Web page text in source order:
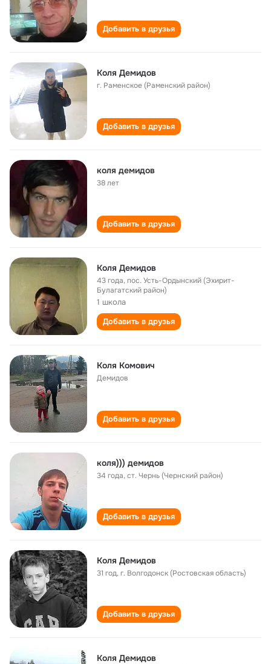
Добавить в друзья
Коля Демидов
г. Раменское (Раменский район)
Добавить в друзья
коля демидов
38 лет
Добавить в друзья
Коля Демидов
43 года,пос. Усть-Ордынский (Эхирит-
Булагатский район)
1 школа
Добавить в друзья
Коля Комович
Демидов
Добавить в друзья
коля))) демидов
34 года,ст. Чернь (Чернский район)
Добавить в друзья
Коля Демидов
31 год,г. Волгодонск (Ростовская область)
Добавить в друзья
Коля Демидов